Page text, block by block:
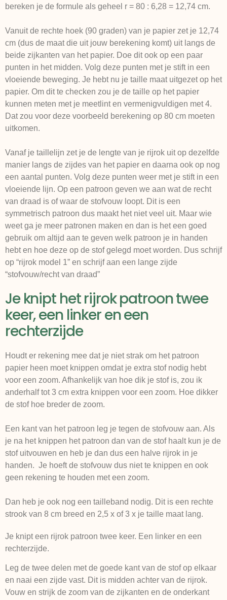
bereken je de formule als geheel r = 80 : 6,28 = 12,74 cm.
Vanuit de rechte hoek (90 graden) van je papier zet je 12,74
cm (dus de maat die uit jouw berekening komt) uit langs de
beide zijkanten van het papier. Doe dit ook op een paar
punten in het midden. Volg deze punten met je stift in een
vloeiende beweging. Je hebt nu je taille maat uitgezet op het
papier. Om dit te checken zou je de taille op het papier
kunnen meten met je meetlint en vermenigvuldigen met 4.
Dat zou voor deze voorbeeld berekening op 80 cm moeten
uitkomen.
Vanaf je taillelijn zet je de lengte van je rijrok uit op dezelfde
manier langs de zijdes van het papier en daarna ook op nog
een aantal punten. Volg deze punten weer met je stift in een
vloeiende lijn. Op een patroon geven we aan wat de recht
van draad is of waar de stofvouw loopt. Dit is een
symmetrisch patroon dus maakt het niet veel uit. Maar wie
weet ga je meer patronen maken en dan is het een goed
gebruik om altijd aan te geven welk patroon je in handen
hebt en hoe deze op de stof gelegd moet worden. Dus schrijf
op “rijrok model 1” en schrijf aan een lange zijde
“stofvouw/recht van draad”
Je knipt het rijrok patroon twee
keer, een linker en een
rechterzijde
Houdt er rekening mee dat je niet strak om het patroon
papier heen moet knippen omdat je extra stof nodig hebt
voor een zoom. Afhankelijk van hoe dik je stof is, zou ik
anderhalf tot 3 cm extra knippen voor een zoom. Hoe dikker
de stof hoe breder de zoom.
Een kant van het patroon leg je tegen de stofvouw aan. Als
je na het knippen het patroon dan van de stof haalt kun je de
stof uitvouwen en heb je dan dus een halve rijrok in je
handen. Je hoeft de stofvouw dus niet te knippen en ook
geen rekening te houden met een zoom.
Dan heb je ook nog een tailleband nodig. Dit is een rechte
strook van 8 cm breed en 2,5 x of 3 x je taille maat lang.
Je knipt een rijrok patroon twee keer. Een linker en een
rechterzijde.
Leg de twee delen met de goede kant van de stof op elkaar
en naai een zijde vast. Dit is midden achter van de rijrok.
Vouw en strijk de zoom van de zijkanten en de onderkant